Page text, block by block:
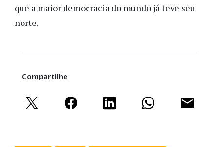
que a maior democracia do mundo já teve seu
norte.
Compartilhe